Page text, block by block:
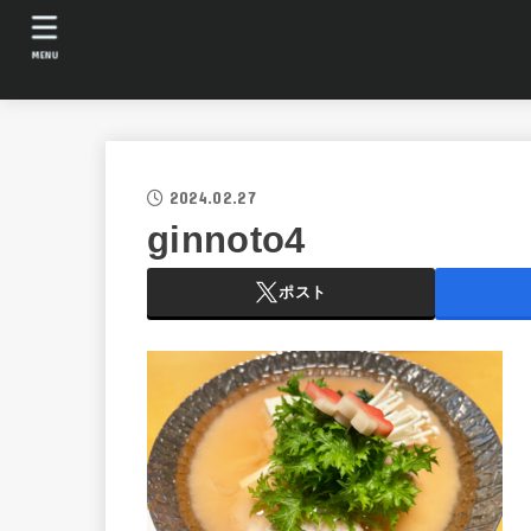
MENU
2024.02.27
ginnoto4
ポスト